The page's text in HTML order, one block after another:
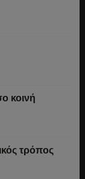
κοινή
τρόπος